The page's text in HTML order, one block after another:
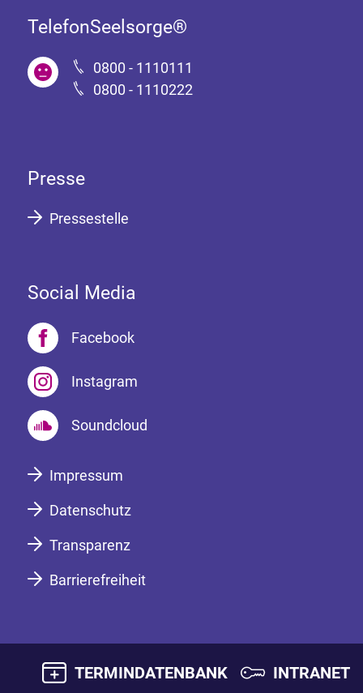
TelefonSeelsorge®
0800 - 1110111
0800 - 1110222
Presse
Pressestelle
Social Media
Facebook
Instagram
Soundcloud
Impressum
Datenschutz
Transparenz
Barrierefreiheit
TERMINDATENBANK INTRANET